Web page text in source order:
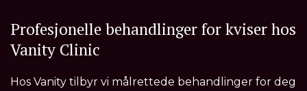
Profesjonelle behandlinger for kviser hos
Vanity Clinic
Hos Vanity tilbyr vi målrettede behandlinger for deg